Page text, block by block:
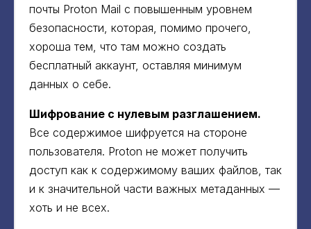
почты Proton Mail с повышенным уровнем
безопасности, которая, помимо прочего,
хороша тем, что там можно создать
бесплатный аккаунт, оставляя минимум
данных о себе.
Шифрование с нулевым разглашением.
Все содержимое шифруется на стороне
пользователя. Proton не может получить
доступ как к содержимому ваших файлов, так
и к значительной части важных метаданных —
хоть и не всех.